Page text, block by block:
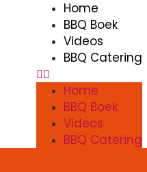
Home
BBQ Boek
Videos
BBQ Catering
Home
BBQ Boek
Videos
BBQ Catering